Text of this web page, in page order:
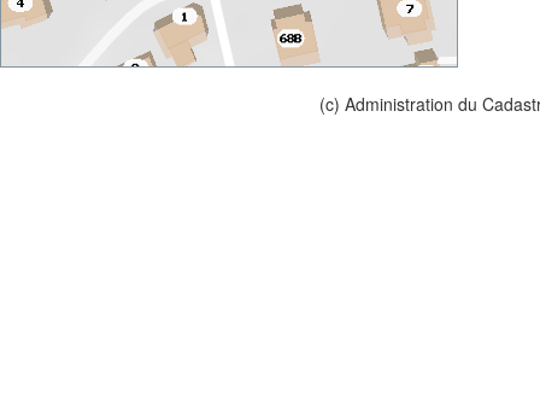
(c) Administration du